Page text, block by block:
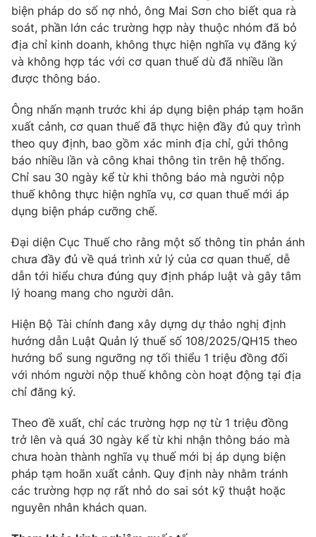
biện pháp do số nợ nhỏ, ông Mai Sơn cho biết qua rà
soát, phần lớn các trường hợp này thuộc nhóm đã bỏ
địa chỉ kinh doanh, không thực hiện nghĩa vụ đăng ký
và không hợp tác với cơ quan thuế dù đã nhiều lần
được thông báo.
Ông nhấn mạnh trước khi áp dụng biện pháp tạm hoãn
xuất cảnh, cơ quan thuế đã thực hiện đầy đủ quy trình
theo quy định, bao gồm xác minh địa chỉ, gửi thông
báo nhiều lần và công khai thông tin trên hệ thống.
Chỉ sau 30 ngày kể từ khi thông báo mà người nộp
thuế không thực hiện nghĩa vụ, cơ quan thuế mới áp
dụng biện pháp cưỡng chế.
Đại diện Cục Thuế cho rằng một số thông tin phản ánh
chưa đầy đủ về quá trình xử lý của cơ quan thuế, dễ
dẫn tới hiểu chưa đúng quy định pháp luật và gây tâm
lý hoang mang cho người dân.
Hiện Bộ Tài chính đang xây dựng dự thảo nghị định
hướng dẫn Luật Quản lý thuế số 108/2025/QH15 theo
hướng bổ sung ngưỡng nợ tối thiểu 1 triệu đồng đối
với nhóm người nộp thuế không còn hoạt động tại địa
chỉ đăng ký.
Theo đề xuất, chỉ các trường hợp nợ từ 1 triệu đồng
trở lên và quá 30 ngày kể từ khi nhận thông báo mà
chưa hoàn thành nghĩa vụ thuế mới bị áp dụng biện
pháp tạm hoãn xuất cảnh. Quy định này nhằm tránh
các trường hợp nợ rất nhỏ do sai sót kỹ thuật hoặc
nguyên nhân khách quan.